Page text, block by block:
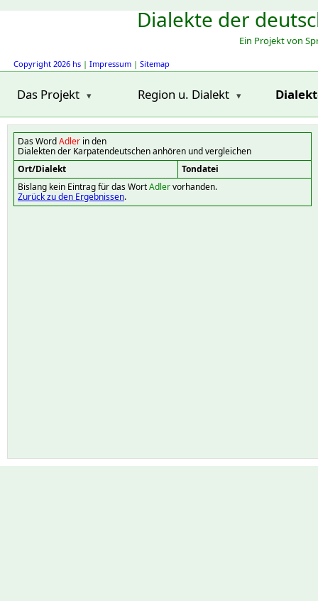
Dialekte der
Ein Projekt von
Copyright 2026 hs | Impressum | Sitemap
Das Projekt Region u. Dialekt
Das WordAdler in den
Dialekten der Karpatendeutschen anhören und vergleichen
Ort/Dialekt
Tondatei
Bislang kein Eintrag für das WortAdlervorhanden.
Zurück zu den Ergebnissen.